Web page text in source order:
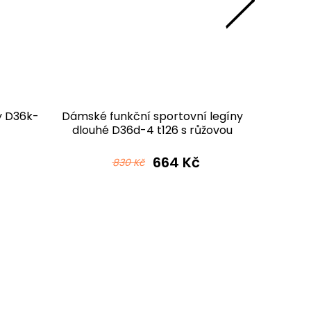
D36k-
Dámské funkční sportovní legíny
dlouhé D36d-4 t126 s růžovou
830 Kč 664 Kč